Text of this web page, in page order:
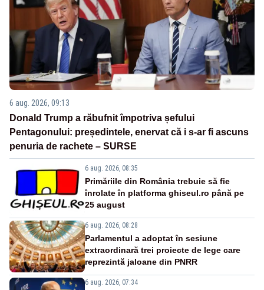
6 aug. 2026, 09:13
Donald Trump a răbufnit împotriva șefului
Pentagonului: președintele, enervat că i s-ar fi ascuns
penuria de rachete – SURSE
6 aug. 2026, 08:35
Primăriile din România trebuie să fie
înrolate în platforma ghiseul.ro până pe
25 august
6 aug. 2026, 08:28
Parlamentul a adoptat în sesiune
extraordinară trei proiecte de lege care
reprezintă jaloane din PNRR
6 aug. 2026, 07:34